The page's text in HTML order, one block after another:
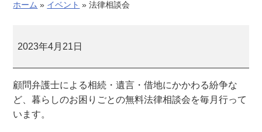
ホーム » イベント » 法律相談会
律
会
2023年4月21日
顧問弁護士による相続・遺言・借地にかかわる紛争な
ど、暮らしのお困りごとの無料法律相談会を毎月行って
います。